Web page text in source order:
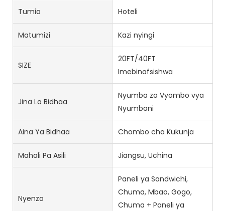
Tumia Hoteli
Matumizi Kazi nyingi
SIZE
20FT/40FT
Imebinafsishwa
Jina La Bidhaa
Nyumba za Vyombo vya
Nyumbani
Aina Ya Bidhaa Chombo cha Kukunja
Mahali Pa Asili Jiangsu, Uchina
Nyenzo
Paneli ya Sandwichi,
Chuma, Mbao, Gogo,
Chuma + Paneli ya